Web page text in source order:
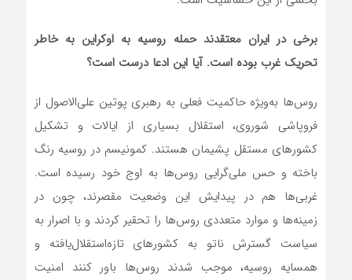
برخی در ایران معتقدند حمله روسیه به اوکراین به خاطر
تحریک غرب بوده است. آیا این ادعا درست است؟
روس‌ها به‌ویژه حاکمیت فعلی به رهبری پوتین علی‌الاصول از
فروپاشی شوروی، استقلال بسیاری از ایالات و تشکیل
کشور‌های مستقل پشیمان هستند. کمونیسم در روسیه رنگ
باخته و حس ملی‌گرایی روس‌ها به اوج خود رسیده است.
غربی‌ها هم در پیدایش این وضعیت مقصرند، چون در
زمینه‌ها و موارد متعددی روس‌ها را تحقیر کردند و با اصرار به
سیاست گسترش ناتو به کشور‌های تازه‌استقلال‌یافته و
همسایه روسیه، موجب شدند روس‌ها باور کنند امنیت